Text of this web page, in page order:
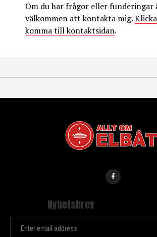
Om du har frågor eller funderingar
välkommen att kontakta mig.
komma till kontaktsidan.
Nyhetsbrev